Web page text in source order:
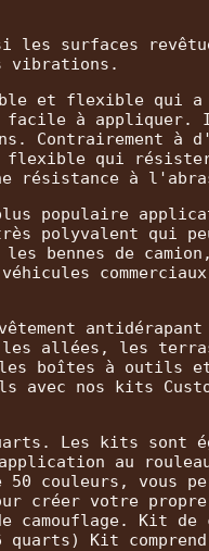
les surfaces
vibrations.
et flexible qui
facile à
Contrairement à
flexible qui
résistance à
populaire
très polyvalent qui
bennes de
allées, les
boîtes à outils
avec nos kits
Les kits sont
au
50 couleurs, vous
créer votre
camouflage. Kit de
quarts) Kit